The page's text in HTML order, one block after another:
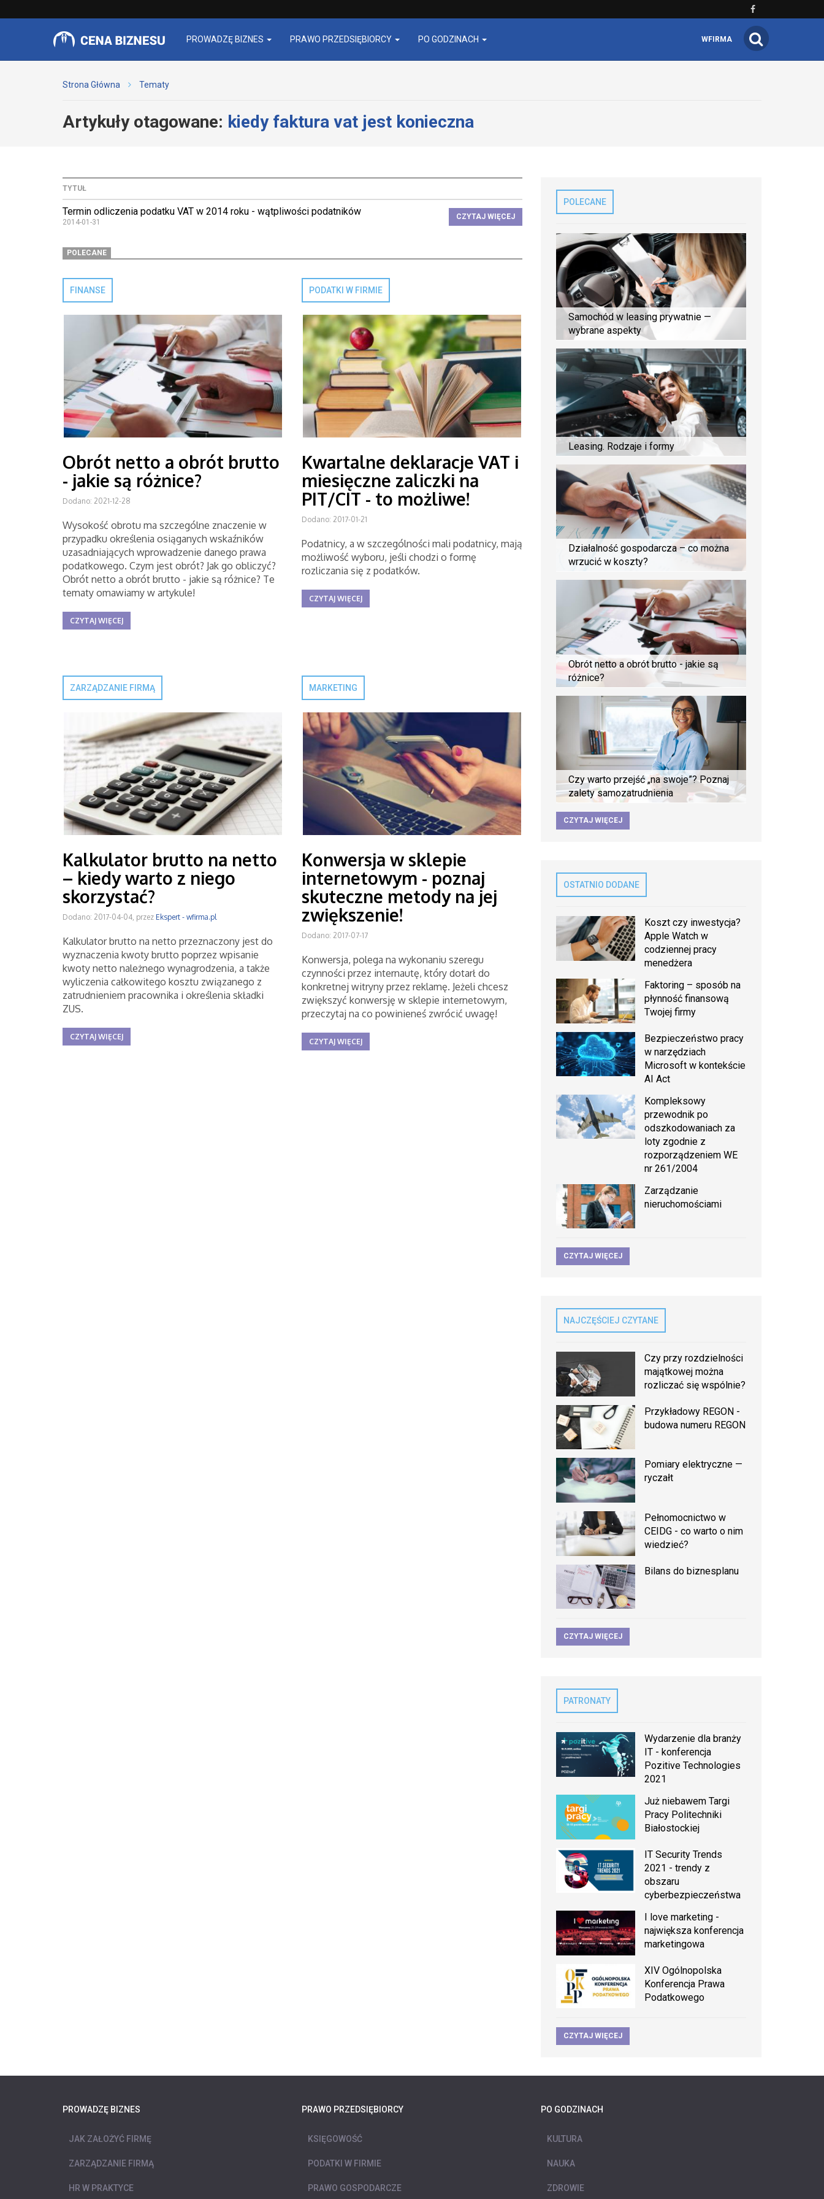
PROWADZĘ BIZNES PRAWO PRZEDSIĘBIORCY PO GODZINACH WFIRMA
Strona Główna Tematy
Artykuły otagowane: kiedy faktura vat jest konieczna
TYTUŁ
Termin odliczenia podatku VAT w 2014 roku - wątpliwości podatników
2014-01-31
CZYTAJ WIĘCEJ
POLECANE
FINANSE
Obrót netto a obrót brutto
- jakie są różnice?
Dodano: 2021-12-28
Wysokość obrotu ma szczególne znaczenie w
przypadku określenia osiąganych wskaźników
uzasadniających wprowadzenie danego prawa
podatkowego. Czym jest obrót? Jak go obliczyć?
Obrót netto a obrót brutto - jakie są różnice? Te
tematy omawiamy w artykule!
CZYTAJ WIĘCEJ
PODATKI W FIRMIE
Kwartalne deklaracje VAT i
miesięczne zaliczki na
PIT/CIT - to możliwe!
Dodano: 2017-01-21
Podatnicy, a w szczególności mali podatnicy, mają
możliwość wyboru, jeśli chodzi o formę
rozliczania się z podatków.
CZYTAJ WIĘCEJ
ZARZĄDZANIE FIRMĄ
Kalkulator brutto na netto
– kiedy warto z niego
skorzystać?
Dodano: 2017-04-04, przez Ekspert - wfirma.pl
Kalkulator brutto na netto przeznaczony jest do
wyznaczenia kwoty brutto poprzez wpisanie
kwoty netto należnego wynagrodzenia, a także
wyliczenia całkowitego kosztu związanego z
zatrudnieniem pracownika i określenia składki
ZUS.
CZYTAJ WIĘCEJ
MARKETING
Konwersja w sklepie
internetowym - poznaj
skuteczne metody na jej
zwiększenie!
Dodano: 2017-07-17
Konwersja, polega na wykonaniu szeregu
czynności przez internautę, który dotarł do
konkretnej witryny przez reklamę. Jeżeli chcesz
zwiększyć konwersję w sklepie internetowym,
przeczytaj na co powinieneś zwrócić uwagę!
CZYTAJ WIĘCEJ
POLECANE
Samochód w leasing prywatnie —
wybrane aspekty
Leasing. Rodzaje i formy
Działalność gospodarcza – co można
wrzucić w koszty?
Obrót netto a obrót brutto - jakie są
różnice?
Czy warto przejść „na swoje”? Poznaj
zalety samozatrudnienia
CZYTAJ WIĘCEJ
OSTATNIO DODANE
Koszt czy inwestycja?
Apple Watch w
codziennej pracy
menedżera
Faktoring – sposób na
płynność finansową
Twojej firmy
Bezpieczeństwo pracy
w narzędziach
Microsoft w kontekście
AI Act
Kompleksowy
przewodnik po
odszkodowaniach za
loty zgodnie z
rozporządzeniem WE
nr 261/2004
Zarządzanie
nieruchomościami
CZYTAJ WIĘCEJ
NAJCZĘŚCIEJ CZYTANE
Czy przy rozdzielności
majątkowej można
rozliczać się wspólnie?
Przykładowy REGON -
budowa numeru REGON
Pomiary elektryczne —
ryczałt
Pełnomocnictwo w
CEIDG - co warto o nim
wiedzieć?
Bilans do biznesplanu
CZYTAJ WIĘCEJ
PATRONATY
Wydarzenie dla branży
IT - konferencja
Pozitive Technologies
2021
Już niebawem Targi
Pracy Politechniki
Białostockiej
IT Security Trends
2021 - trendy z
obszaru
cyberbezpieczeństwa
I love marketing -
największa konferencja
marketingowa
XIV Ogólnopolska
Konferencja Prawa
Podatkowego
CZYTAJ WIĘCEJ
PROWADZĘ BIZNES
JAK ZAŁOŻYĆ FIRMĘ
ZARZĄDZANIE FIRMĄ
HR W PRAKTYCE
PRAWO PRZEDSIĘBIORCY
KSIĘGOWOŚĆ
PODATKI W FIRMIE
PRAWO GOSPODARCZE
PO GODZINACH
KULTURA
NAUKA
ZDROWIE